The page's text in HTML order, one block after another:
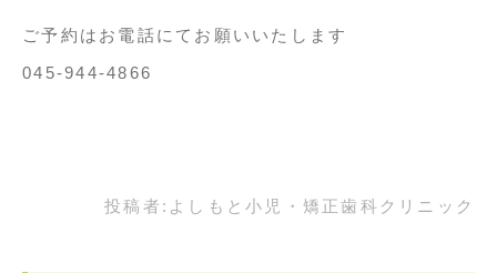
ご予約はお電話にてお願いいたします
045-944-4866
投稿者: よしもと小児・矯正歯科クリニック